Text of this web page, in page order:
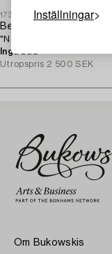
Inställningar
1731909
Bengt Eklund
"Nature Morte".
Inga bud
Utropspris 2 500 SEK
Om Bukowskis